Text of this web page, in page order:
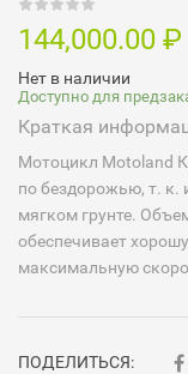
144,000.00 ₽
Нет в наличии
Доступно для
Краткая
Мотоцикл Motoland
по бездорожью, т. к.
мягком грунте.
обеспечивает
максимальную
ПОДЕЛИТЬСЯ: